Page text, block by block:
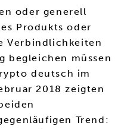
oder generell
Produkts oder
Verbindlichkeiten
begleichen müssen
deutsch im
2018 zeigten
Trend: